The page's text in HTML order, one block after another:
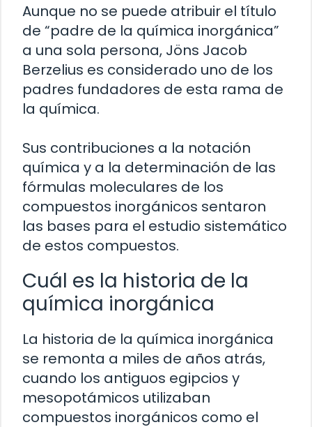
Aunque no se puede atribuir el título
de “padre de la química inorgánica”
a una sola persona, Jöns Jacob
Berzelius es considerado uno de los
padres fundadores de esta rama de
la química.
Sus contribuciones a la notación
química y a la determinación de las
fórmulas moleculares de los
compuestos inorgánicos sentaron
las bases para el estudio sistemático
de estos compuestos.
Cuál es la historia de la
química inorgánica
La historia de la química inorgánica
se remonta a miles de años atrás,
cuando los antiguos egipcios y
mesopotámicos utilizaban
compuestos inorgánicos como el